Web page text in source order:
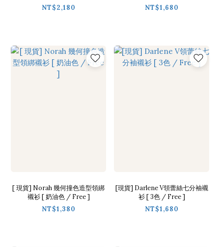
NT$2,180
NT$1,680
[ 現貨] Norah 幾何撞色造型領綁
襯衫 [ 奶油色 / Free ]
NT$1,380
[現貨] Darlene V領蕾絲七分袖襯
衫 [ 3色 / Free ]
NT$1,680